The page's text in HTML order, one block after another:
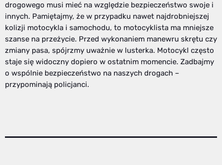
drogowego musi mieć na względzie bezpieczeństwo swoje i
innych. Pamiętajmy, że w przypadku nawet najdrobniejszej
kolizji motocykla i samochodu, to motocyklista ma mniejsze
szanse na przeżycie. Przed wykonaniem manewru skrętu czy
zmiany pasa, spójrzmy uważnie w lusterka. Motocykl często
staje się widoczny dopiero w ostatnim momencie. Zadbajmy
o wspólnie bezpieczeństwo na naszych drogach –
przypominają policjanci.